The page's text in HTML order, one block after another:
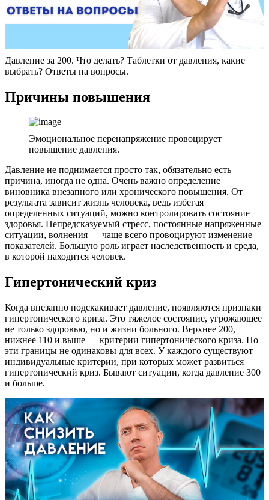
Давление за 200. Что делать? Таблетки от давления, какие
выбрать? Ответы на вопросы.
Причины повышения
Эмоциональное перенапряжение провоцирует
повышение давления.
Давление не поднимается просто так, обязательно есть
причина, иногда не одна. Очень важно определение
виновника внезапного или хронического повышения. От
результата зависит жизнь человека, ведь избегая
определенных ситуаций, можно контролировать состояние
здоровья. Непредсказуемый стресс, постоянные напряженные
ситуации, волнения — чаще всего провоцируют изменение
показателей. Большую роль играет наследственность и среда,
в которой находится человек.
Гипертонический криз
Когда внезапно подскакивает давление, появляются признаки
гипертонического криза. Это тяжелое состояние, угрожающее
не только здоровью, но и жизни больного. Верхнее 200,
нижнее 110 и выше — критерии гипертонического криза. Но
эти границы не одинаковы для всех. У каждого существуют
индивидуальные критерии, при которых может развиться
гипертонический криз. Бывают ситуации, когда давление 300
и больше.